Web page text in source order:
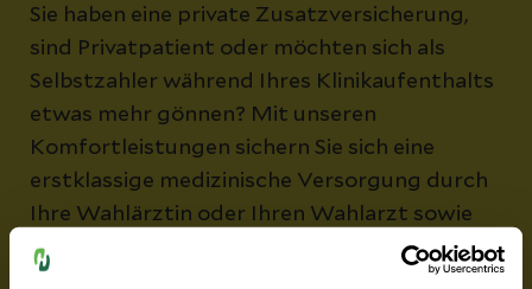
Sie haben eine private Zusatzversicherung,
sind Privatpatient oder möchten sich als
Selbstzahler während Ihres Klinikaufenthalts
etwas mehr gönnen? Mit unseren
Komfortleistungen sichern Sie sich eine
erstklassige medizinische Versorgung durch
Ihre Wahlärztin oder Ihren Wahlarzt sowie
eine exklusive Unterbringung mit